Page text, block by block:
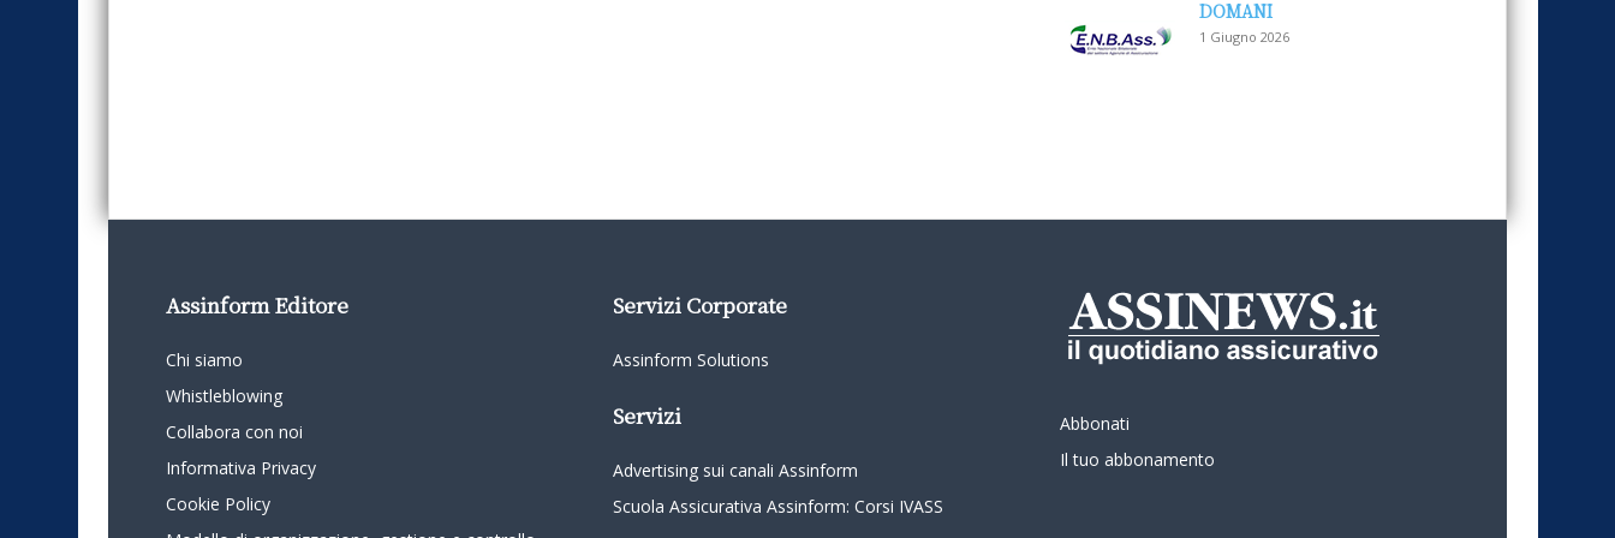
DOMANI
1 Giugno 2026
Assinform Editore
Chi siamo
Whistleblowing
Collabora con noi
Informativa Privacy
Cookie Policy
Servizi Corporate
Assinform Solutions
Servizi
Advertising sui canali Assinform
Scuola Assicurativa Assinform: Corsi IVASS
Abbonati
Il tuo abbonamento